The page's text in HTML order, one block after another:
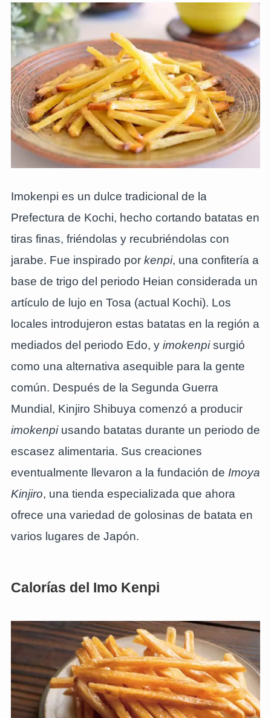
Imokenpi es un dulce tradicional de la
Prefectura de Kochi, hecho cortando batatas en
tiras finas, friéndolas y recubriéndolas con
jarabe. Fue inspirado por kenpi, una confitería a
base de trigo del periodo Heian considerada un
artículo de lujo en Tosa (actual Kochi). Los
locales introdujeron estas batatas en la región a
mediados del periodo Edo, y imokenpisurgió
como una alternativa asequible para la gente
común. Después de la Segunda Guerra
Mundial, Kinjiro Shibuya comenzó a producir
imokenpiusando batatas durante un periodo de
escasez alimentaria. Sus creaciones
eventualmente llevaron a la fundación de Imoya
Kinjiro, una tienda especializada que ahora
ofrece una variedad de golosinas de batata en
varios lugares de Japón.
Calorías del Imo Kenpi